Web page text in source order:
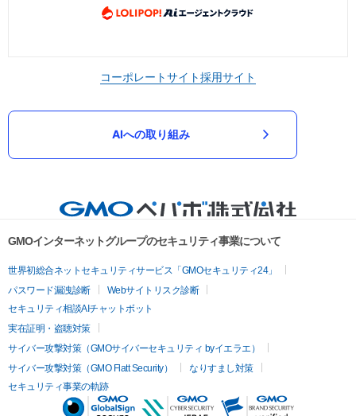
コーポレートサイト採用サイト
AIへの取り組み
GMOインターネットグループのセキュリティ事業について
世界初総合ネットセキュリティサービス「GMOセキュリティ24」
パスワード漏洩診断
Webサイトリスク診断
セキュリティ相談AIチャットボット
実在証明・盗聴対策
サイバー攻撃対策（GMOサイバーセキュリティ byイエラエ）
サイバー攻撃対策（GMO Flatt Security）
なりすまし対策
セキュリティ事業の軌跡